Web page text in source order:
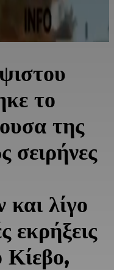
το
της
σειρήνες
και λίγο
εκρήξεις
Κίεβο,